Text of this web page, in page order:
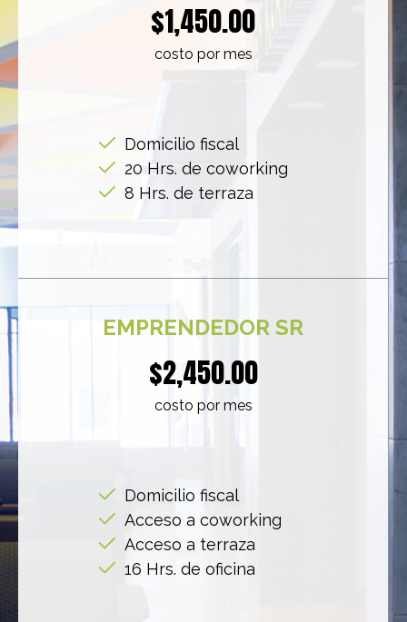
$1,450.00
costo por mes
Domicilio fiscal
20 Hrs. de coworking
8 Hrs. de terraza
EMPRENDEDOR SR
$2,450.00
costo por mes
Domicilio fiscal
Acceso a coworking
Acceso a terraza
16 Hrs. de oficina